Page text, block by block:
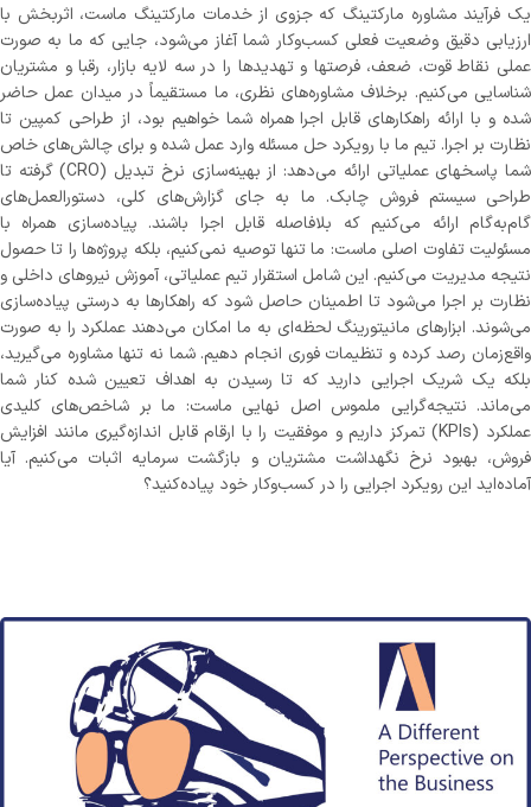
یک فرآیند مشاوره مارکتینگ که جزوی از خدمات مارکتینگ ماست، اثربخش با
ارزیابی دقیق وضعیت فعلی کسب‌وکار شما آغاز می‌شود، جایی که ما به صورت
عملی نقاط قوت، ضعف، فرصتها و تهدیدها را در سه لایه بازار، رقبا و مشتریان
شناسایی می‌کنیم. برخلاف مشاوره‌های نظری، ما مستقیماً در میدان عمل حاضر
شده و با ارائه راهکارهای قابل اجرا همراه شما خواهیم بود، از طراحی کمپین تا
نظارت بر اجرا. تیم ما با رویکرد حل مسئله وارد عمل شده و برای چالش‌های خاص
شما پاسخهای عملیاتی ارائه می‌دهد: از بهینه‌سازی نرخ تبدیل (CRO) گرفته تا
طراحی سیستم فروش چابک. ما به جای گزارش‌های کلی، دستورالعمل‌های
گام‌به‌گام ارائه می‌کنیم که بلافاصله قابل اجرا باشند. پیاده‌سازی همراه با
مسئولیت تفاوت اصلی ماست: ما تنها توصیه نمی‌کنیم، بلکه پروژه‌ها را تا حصول
نتیجه مدیریت می‌کنیم. این شامل استقرار تیم عملیاتی، آموزش نیروهای داخلی و
نظارت بر اجرا می‌شود تا اطمینان حاصل شود که راهکارها به درستی پیاده‌سازی
می‌شوند. ابزارهای مانیتورینگ لحظه‌ای به ما امکان می‌دهند عملکرد را به صورت
واقع‌زمان رصد کرده و تنظیمات فوری انجام دهیم. شما نه تنها مشاوره می‌گیرید،
بلکه یک شریک اجرایی دارید که تا رسیدن به اهداف تعیین شده کنار شما
می‌ماند. نتیجه‌گرایی ملموس اصل نهایی ماست: ما بر شاخص‌های کلیدی
عملکرد (KPIs) تمرکز داریم و موفقیت را با ارقام قابل اندازه‌گیری مانند افزایش
فروش، بهبود نرخ نگهداشت مشتریان و بازگشت سرمایه اثبات می‌کنیم. آیا
آماده‌اید این رویکرد اجرایی را در کسب‌وکار خود پیاده‌کنید؟